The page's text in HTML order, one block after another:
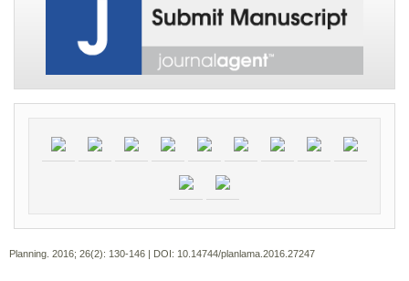
Planning. 2016; 26(2): 130-146 | DOI: 10.14744/planlama.2016.27247